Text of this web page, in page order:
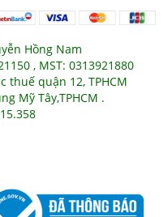
Hồng Nam
, MST: 0313921880
thuế quận 12, TPHCM
Mỹ Tây,TPHCM .